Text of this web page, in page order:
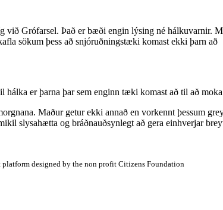
við Grófarsel. Það er bæði engin lýsing né
sökum þess að snjóruðningstæki komast ekki þarn að
er þarna þar sem enginn tæki komast að til að moka
Maður getur ekki annað en vorkennt þessum
slysahætta og bráðnauðsynlegt að gera einhverjar
designed by the non profit Citizens Foundation